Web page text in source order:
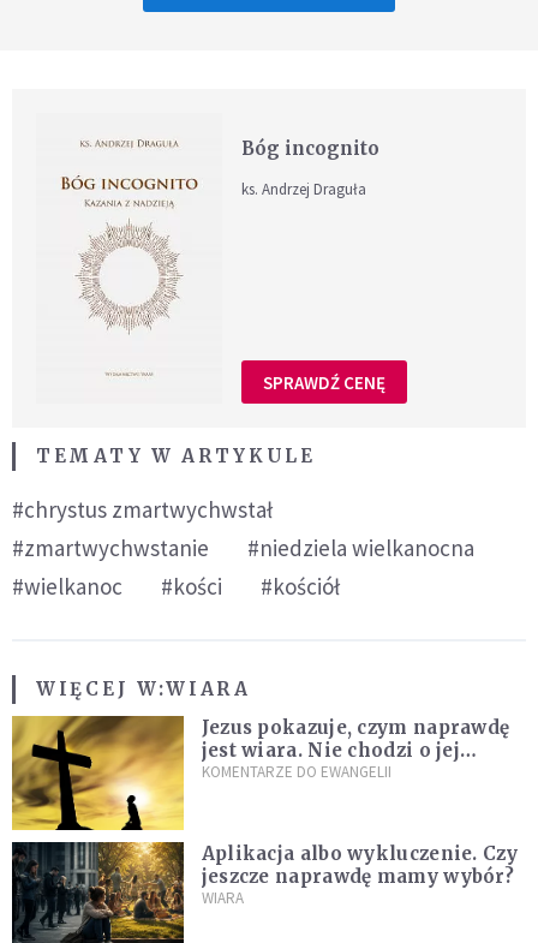
Bóg incognito
ks. Andrzej Draguła
SPRAWDŹ CENĘ
TEMATY W ARTYKULE
#chrystus zmartwychwstał
#zmartwychwstanie
#niedziela wielkanocna
#wielkanoc
#kości #kościół
WIĘCEJ W:WIARA
Jezus pokazuje, czym naprawdę
jest wiara. Nie chodzi o jej
wielkość
KOMENTARZE DO EWANGELII
Aplikacja albo wykluczenie. Czy
jeszcze naprawdę mamy wybór?
WIARA